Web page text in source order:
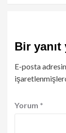
Bir yanıt
E-posta
Yorum *